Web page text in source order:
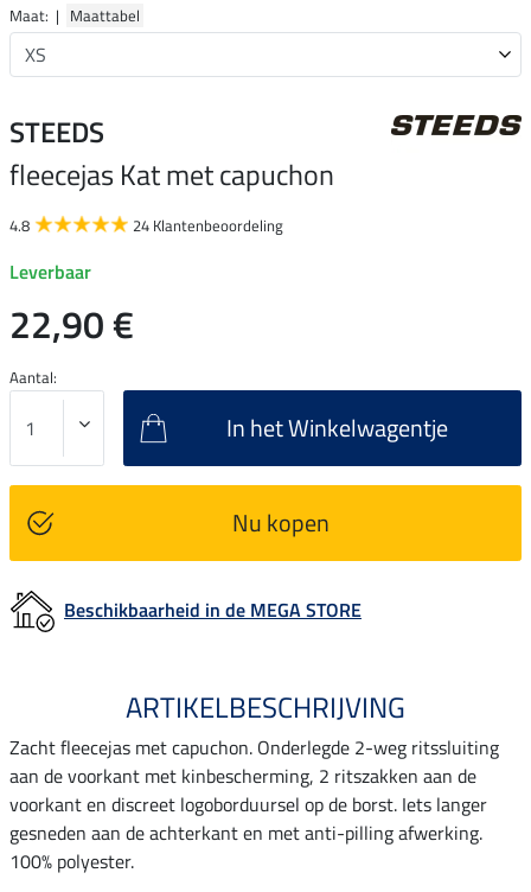
Maat: | Maattabel
STEEDS
fleecejas Kat met capuchon
4.8 24 Klantenbeoordeling
Leverbaar
22,90 €
Aantal:
In het Winkelwagentje
Nu kopen
Beschikbaarheid in de MEGA STORE
ARTIKELBESCHRIJVING
Zacht fleecejas met capuchon. Onderlegde 2-weg ritssluiting
aan de voorkant met kinbescherming, 2 ritszakken aan de
voorkant en discreet logoborduursel op de borst. Iets langer
gesneden aan de achterkant en met anti-pilling afwerking.
100% polyester.